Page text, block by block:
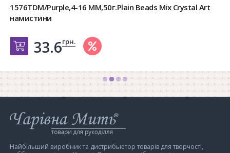
1576TDM/Purple,4-16 MM,50г.Plain Beads Mix Crystal Art
намистини
Добавить в корзину
33.6грн.
Інтернет-
магазин
Мить
Найбільший виробник та дистрибьютор товарів для творчості,